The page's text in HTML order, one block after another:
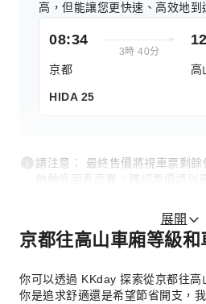
高，但能讓您更快速、高效地到
08:34
3時 40分
京都 高
HIDA 25
請注意： 最終售價將視車票剩
他動態因素而異。確切票價請以
展開
京都往高山車廂等級和
你可以透過 KKday 探索從京都往高
你是追求舒適還是希望節省開支，